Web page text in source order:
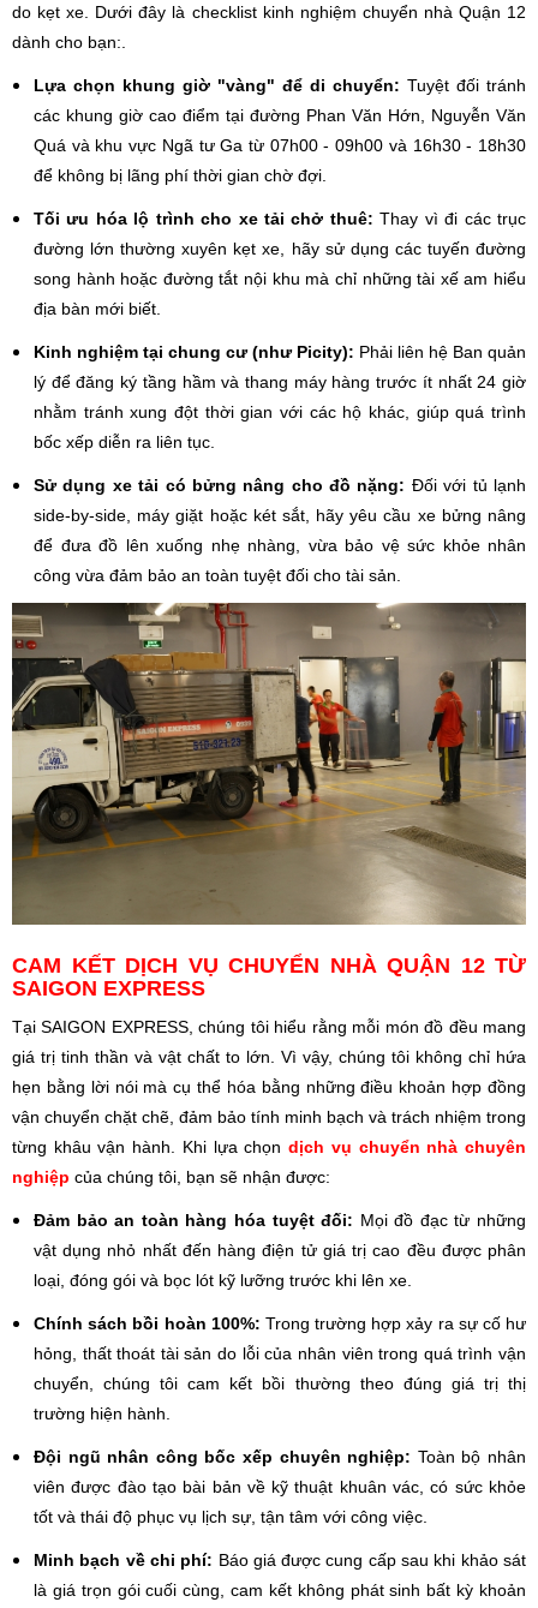
do kẹt xe. Dưới đây là checklist kinh nghiệm chuyển nhà Quận 12
dành cho bạn:.
Lựa chọn khung giờ "vàng" để di chuyển: Tuyệt đối tránh
các khung giờ cao điểm tại đường Phan Văn Hớn, Nguyễn Văn
Quá và khu vực Ngã tư Ga từ 07h00 - 09h00 và 16h30 - 18h30
để không bị lãng phí thời gian chờ đợi.
Tối ưu hóa lộ trình cho xe tải chở thuê: Thay vì đi các trục
đường lớn thường xuyên kẹt xe, hãy sử dụng các tuyến đường
song hành hoặc đường tắt nội khu mà chỉ những tài xế am hiểu
địa bàn mới biết.
Kinh nghiệm tại chung cư (như Picity): Phải liên hệ Ban quản
lý để đăng ký tầng hầm và thang máy hàng trước ít nhất 24 giờ
nhằm tránh xung đột thời gian với các hộ khác, giúp quá trình
bốc xếp diễn ra liên tục.
Sử dụng xe tải có bửng nâng cho đồ nặng: Đối với tủ lạnh
side-by-side, máy giặt hoặc két sắt, hãy yêu cầu xe bửng nâng
để đưa đồ lên xuống nhẹ nhàng, vừa bảo vệ sức khỏe nhân
công vừa đảm bảo an toàn tuyệt đối cho tài sản.
CAM KẾT DỊCH VỤ CHUYỂN NHÀ QUẬN 12 TỪ
SAIGON EXPRESS
Tại SAIGON EXPRESS, chúng tôi hiểu rằng mỗi món đồ đều mang
giá trị tinh thần và vật chất to lớn. Vì vậy, chúng tôi không chỉ hứa
hẹn bằng lời nói mà cụ thể hóa bằng những điều khoản hợp đồng
vận chuyển chặt chẽ, đảm bảo tính minh bạch và trách nhiệm trong
từng khâu vận hành. Khi lựa chọndịch vụ chuyển nhà chuyên
nghiệp của chúng tôi, bạn sẽ nhận được:
Đảm bảo an toàn hàng hóa tuyệt đối: Mọi đồ đạc từ những
vật dụng nhỏ nhất đến hàng điện tử giá trị cao đều được phân
loại, đóng gói và bọc lót kỹ lưỡng trước khi lên xe.
Chính sách bồi hoàn 100%: Trong trường hợp xảy ra sự cố hư
hỏng, thất thoát tài sản do lỗi của nhân viên trong quá trình vận
chuyển, chúng tôi cam kết bồi thường theo đúng giá trị thị
trường hiện hành.
Đội ngũ nhân công bốc xếp chuyên nghiệp: Toàn bộ nhân
viên được đào tạo bài bản về kỹ thuật khuân vác, có sức khỏe
tốt và thái độ phục vụ lịch sự, tận tâm với công việc.
Minh bạch về chi phí: Báo giá được cung cấp sau khi khảo sát
là giá trọn gói cuối cùng, cam kết không phát sinh bất kỳ khoản